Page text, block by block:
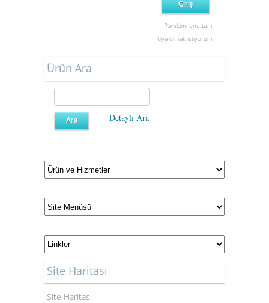
Parolamı unuttum
Üye olmak istiyorum
Ürün Ara
Detaylı Ara
Site Haritası
Site Haritası